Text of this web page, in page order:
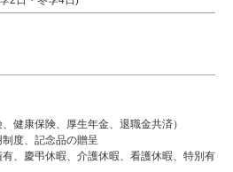
健康保険、厚生年金、退職金共済）
度、記念品の贈呈
、慶弔休暇、介護休暇、看護休暇、特別有